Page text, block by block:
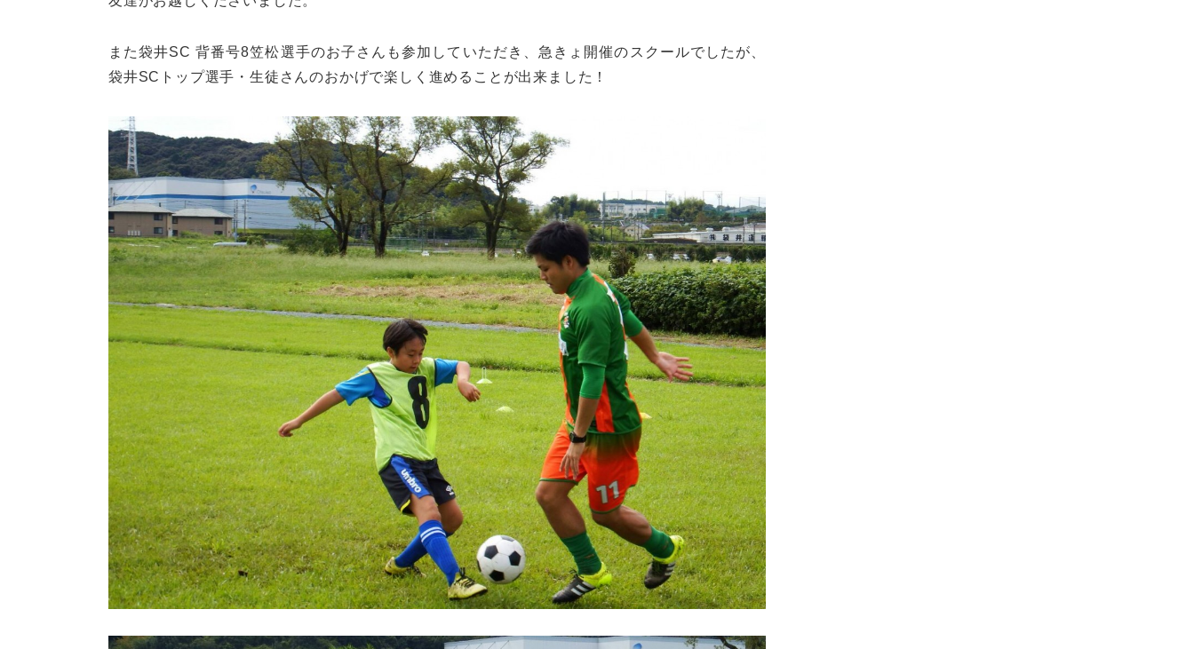
また袋井SC 背番号8笠松選手のお子さんも参加していただき、急きょ開催のスクールでしたが、
袋井SCトップ選手・生徒さんのおかげで楽しく進めることが出来ました！